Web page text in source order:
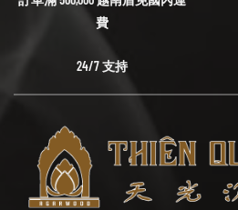
費
24/7 支持